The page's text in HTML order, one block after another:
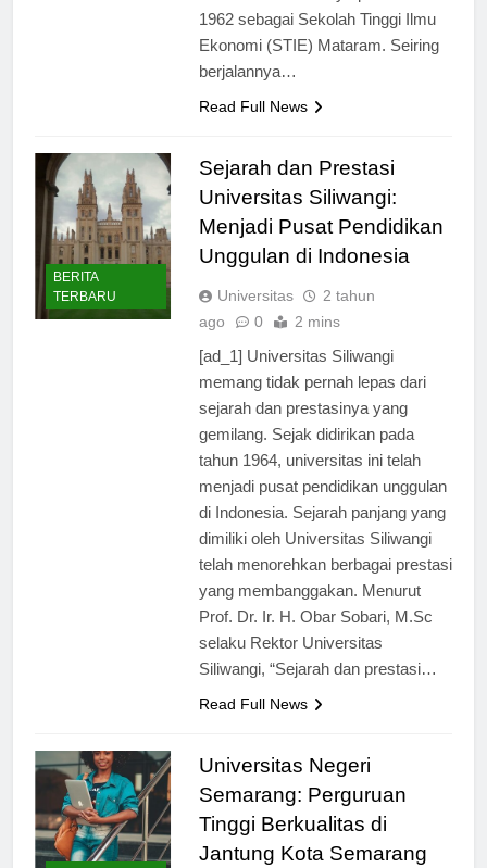
dimulai dari berdirinya pada tahun
1962 sebagai Sekolah Tinggi Ilmu
Ekonomi (STIE) Mataram. Seiring
BERITA
TERBARU
Sejarah dan Prestasi
Universitas Siliwangi:
Menjadi Pusat Pendidikan
Unggulan di Indonesia
Universitas
2 tahun
[ad_1] Universitas Siliwangi
memang tidak pernah lepas dari
sejarah dan prestasinya yang
gemilang. Sejak didirikan pada
tahun 1964, universitas ini telah
menjadi pusat pendidikan unggulan
di Indonesia. Sejarah panjang yang
dimiliki oleh Universitas Siliwangi
telah menorehkan berbagai prestasi
yang membanggakan. Menurut
Prof. Dr. Ir. H. Obar Sobari, M.Sc
selaku Rektor Universitas
Universitas Negeri
Semarang: Perguruan
Tinggi Berkualitas di